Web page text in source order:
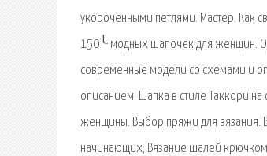
укороченными петлями. Мастер. Как
150╰ модных шапочек для женщин.
современные модели со схемами и
описанием. Шапка в стиле Таккори на
женщины. Выбор пряжи для вязания.
начинающих; Вязание шалей крючком.